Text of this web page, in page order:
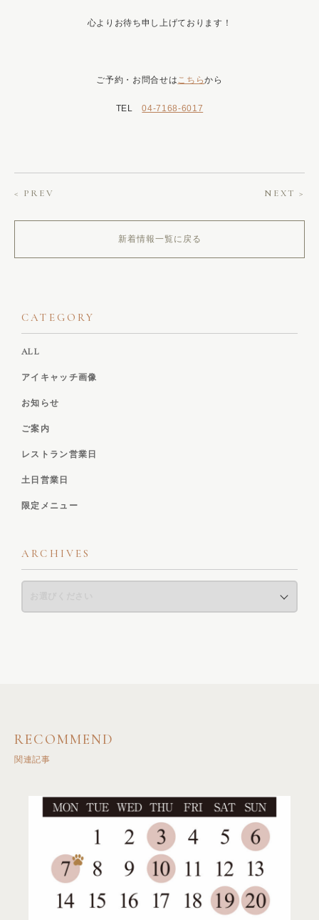
心よりお待ち申し上げております！
ご予約・お問合せはこちらから
TEL04-7168-6017
< PREV NEXT >
新着情報一覧に戻る
CATEGORY
ALL
アイキャッチ画像
お知らせ
ご案内
レストラン営業日
土日営業日
限定メニュー
ARCHIVES
RECOMMEND
関連記事